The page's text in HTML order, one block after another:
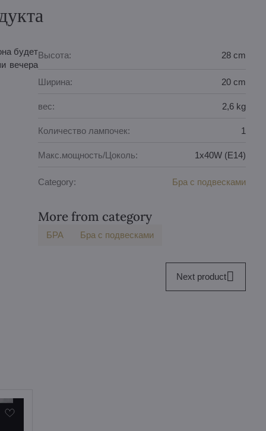
будет
вечера
Высота: 28 cm
Ширина: 20 cm
вес: 2,6 kg
Количество лампочек: 1
Макс.мощность/Цоколь: 1x40W (E14)
Category: Бра с подвесками
More from category
БPA Бра с подвесками
Next product